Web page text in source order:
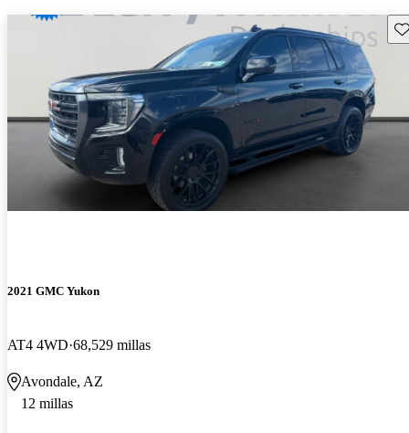
2021 GMC Yukon
AT4 4WD 68,529 millas
Avondale, AZ
12 millas